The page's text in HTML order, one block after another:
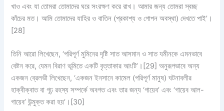
খাও এবং যা তোমরা তোমাদের ঘরে সংরক্ষণ করে রাখ। আমার জন্য তোমরা স্বচ্ছ
কাঁচের মত। আমি তোমাদের যাহির ও বাতিন (প্রকাশ্য ও গোপন অবস্থা) দেখতে পাই’।
[28]
তিনি আরো লিখেছেন, ‘পরিপূর্ণ মুমিনের দৃষ্টি সাত আসমান ও সাত যমীনকে এমনভাবে
বেষ্টন করে, যেমন বিরাণ ভূমিতে একটি বৃত্তাকার আংটি’। [29] অনুরূপভাবে অন্য
একজন ব্রেলভী লিখেছেন, ‘একজন ইনসানে কামেল (পরিপূর্ণ মানুষ) ঘটনাবলীর
হাক্বীক্বাত বা গূঢ় রহস্য সম্পর্কে অবগত এবং তার জন্য ‘গায়েব’ এবং ‘গায়েব আল-
গায়েব’ উন্মুক্ত করা হয়’। [30]